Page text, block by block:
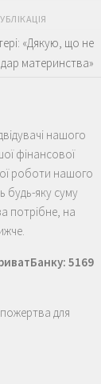
«Дякую, що не
материнства»
нашого
фінансової
роботи нашого
будь-яку суму
потрібне, на
5169
для